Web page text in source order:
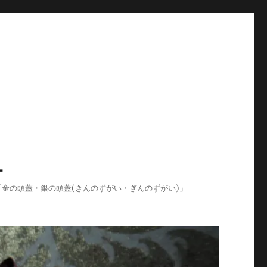
の頭蓋・銀の頭蓋(きんのずがい・ぎんのずがい)」